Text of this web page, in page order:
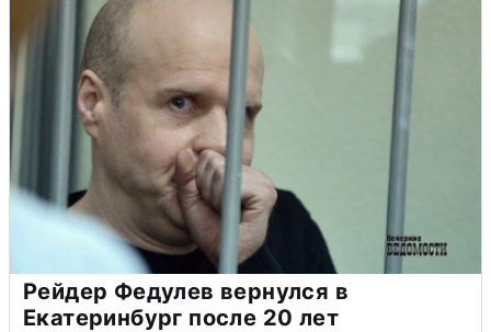
Рейдер Федулев вернулся в
Екатеринбург после 20 лет